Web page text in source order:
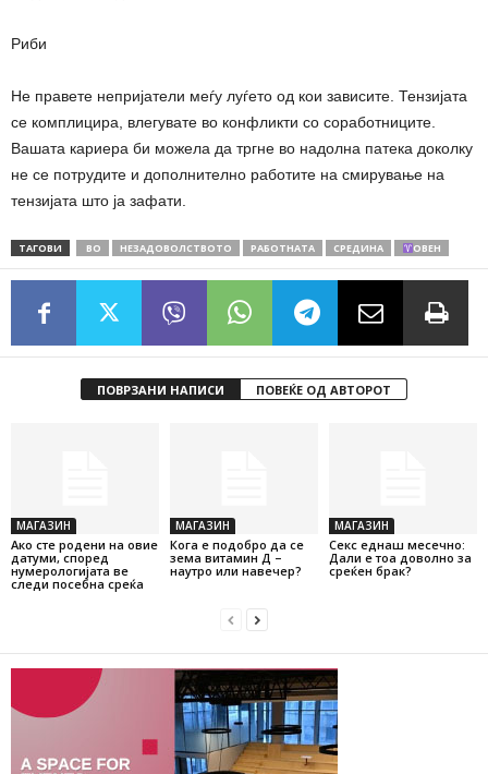
Риби
Не правете непријатели меѓу луѓето од кои зависите. Тензијата
се комплицира, влегувате во конфликти со соработниците.
Вашата кариера би можела да тргне во надолна патека доколку
не се потрудите и дополнително работите на смирување на
тензијата што ја зафати.
ТАГОВИ ВО НЕЗАДОВОЛСТВОТО РАБОТНАТА СРЕДИНА ОВЕН
ПОВРЗАНИ НАПИСИ ПОВЕЌЕ ОД АВТОРОТ
МАГАЗИН
Ако сте родени на овие
датуми, според
нумерологијата ве
следи посебна среќа
МАГАЗИН
Кога е подобро да се
зема витамин Д –
наутро или навечер?
МАГАЗИН
Секс еднаш месечно:
Дали е тоа доволно за
среќен брак?